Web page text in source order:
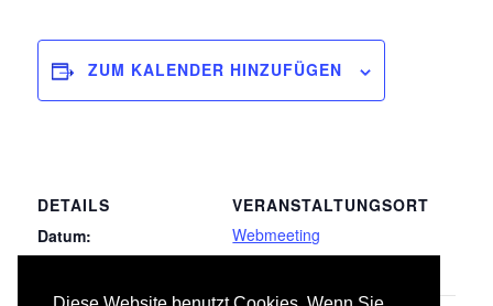
ZUM KALENDER HINZUFÜGEN
DETAILS
Datum:
VERANSTALTUNGSORT
Webmeeting